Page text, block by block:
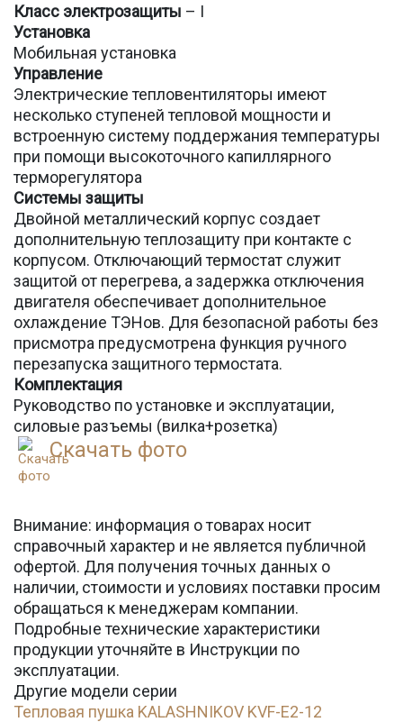
Класс электрозащиты – I
Установка
Мобильная установка
Управление
Электрические тепловентиляторы имеют
несколько ступеней тепловой мощности и
встроенную систему поддержания температуры
при помощи высокоточного капиллярного
терморегулятора
Системы защиты
Двойной металлический корпус создает
дополнительную теплозащиту при контакте с
корпусом. Отключающий термостат служит
защитой от перегрева, а задержка отключения
двигателя обеспечивает дополнительное
охлаждение ТЭНов. Для безопасной работы без
присмотра предусмотрена функция ручного
перезапуска защитного термостата.
Комплектация
Руководство по установке и эксплуатации,
силовые разъемы (вилка+розетка)
Скачать фото
Внимание: информация о товарах носит
справочный характер и не является публичной
офертой. Для получения точных данных о
наличии, стоимости и условиях поставки просим
обращаться к менеджерам компании.
Подробные технические характеристики
продукции уточняйте в Инструкции по
эксплуатации.
Другие модели серии
Тепловая пушка KALASHNIKOV KVF-E2-12